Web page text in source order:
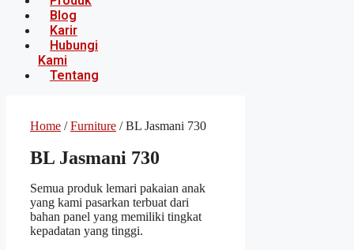
Blog
Karir
Hubungi
Kami
Tentang
Home /Furniture / BL Jasmani 730
BL Jasmani 730
Semua produk lemari pakaian anak
yang kami pasarkan terbuat dari
bahan panel yang memiliki tingkat
kepadatan yang tinggi.